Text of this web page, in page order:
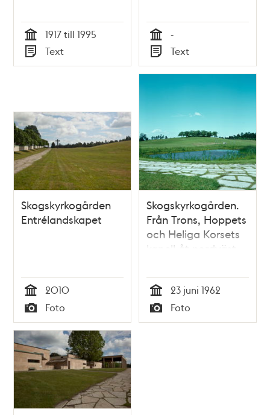
Tid
1917 till 1995
Typ
Text Tid
-
Typ
Text
Skogskyrkogården
Entrélandskapet
Tid
2010
Typ
Foto
Skogskyrkogården.
Från Trons, Hoppets
och Heliga Korsets
kapell åt nordväst
Tid
23 juni 1962
Typ
Foto